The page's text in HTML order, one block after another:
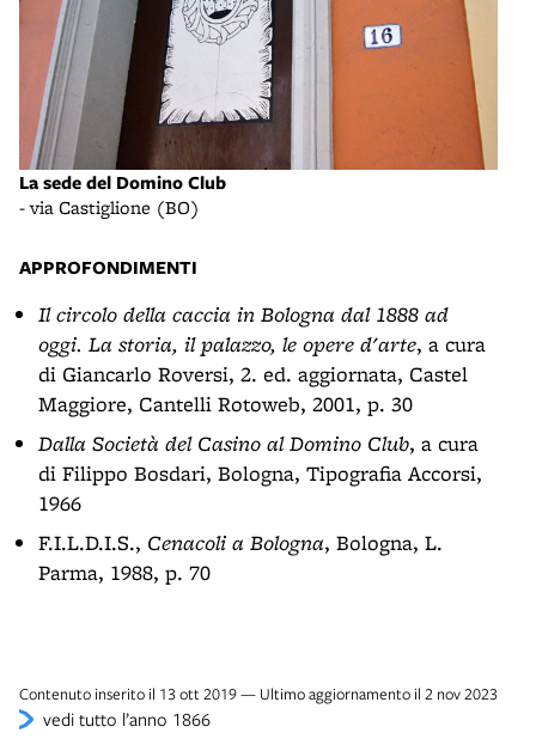
La sede del Domino Club
- via Castiglione (BO)
APPROFONDIMENTI
Il circolo della caccia in Bologna dal 1888 ad
oggi. La storia, il palazzo, le opere d'arte, a cura
di Giancarlo Roversi, 2. ed. aggiornata, Castel
Maggiore, Cantelli Rotoweb, 2001, p. 30
Dalla Società del Casino al Domino Club, a cura
di Filippo Bosdari, Bologna, Tipografia Accorsi,
1966
F.I.L.D.I.S., Cenacoli a Bologna, Bologna, L.
Parma, 1988, p. 70
Contenuto inserito il 13 ott 2019 — Ultimo aggiornamento il 2 nov 2023
vedi tutto l’anno 1866